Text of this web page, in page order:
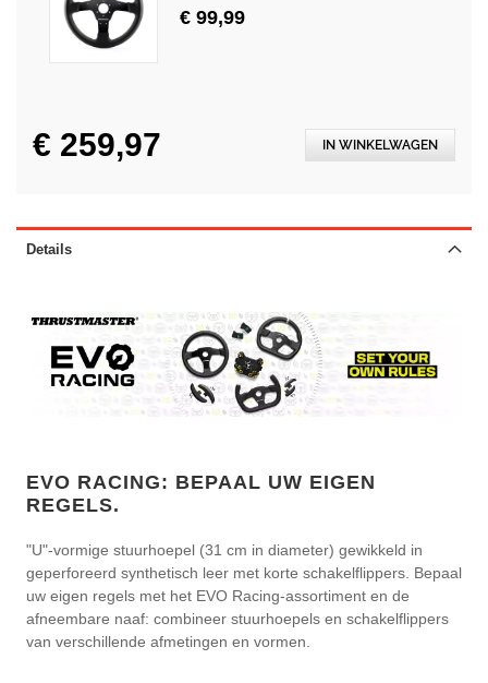
€ 99,99
€ 259,97 IN WINKELWAGEN
Details
EVO RACING: BEPAAL UW EIGEN
REGELS.
"U"-vormige stuurhoepel (31 cm in diameter) gewikkeld in
geperforeerd synthetisch leer met korte schakelflippers. Bepaal
uw eigen regels met het EVO Racing-assortiment en de
afneembare naaf: combineer stuurhoepels en schakelflippers
van verschillende afmetingen en vormen.